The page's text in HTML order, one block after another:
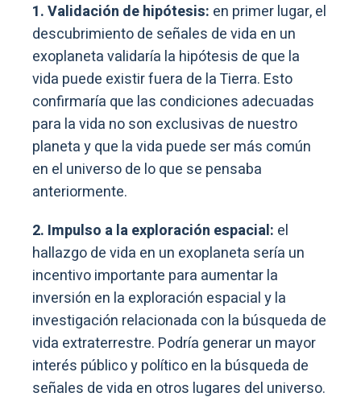
1. Validación de hipótesis: en primer lugar, el
descubrimiento de señales de vida en un
exoplaneta validaría la hipótesis de que la
vida puede existir fuera de la Tierra. Esto
confirmaría que las condiciones adecuadas
para la vida no son exclusivas de nuestro
planeta y que la vida puede ser más común
en el universo de lo que se pensaba
anteriormente.
2. Impulso a la exploración espacial: el
hallazgo de vida en un exoplaneta sería un
incentivo importante para aumentar la
inversión en la exploración espacial y la
investigación relacionada con la búsqueda de
vida extraterrestre. Podría generar un mayor
interés público y político en la búsqueda de
señales de vida en otros lugares del universo.